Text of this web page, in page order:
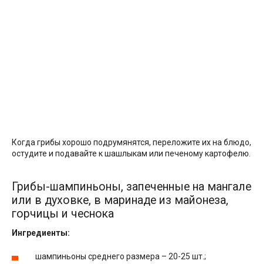
Когда грибы хорошо подрумянятся, переложите их на блюдо,
остудите и подавайте к шашлыкам или печеному картофелю.
Грибы-шампиньоны, запеченные на мангале
или в духовке, в маринаде из майонеза,
горчицы и чеснока
Ингредиенты:
шампиньоны среднего размера – 20-25 шт.;